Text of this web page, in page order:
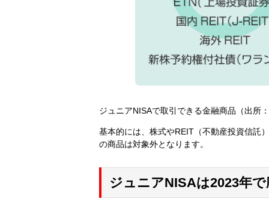
ジュニアNISAで取引できる金融商品（出所：
基本的には、株式やREIT（不動産投資信託
の商品は対象外となります。
ジュニアNISAは2023年